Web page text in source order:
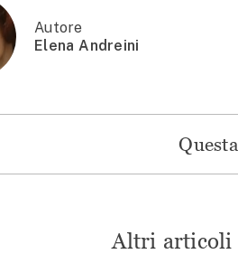
Autore
Elena Andreini
Altri articoli